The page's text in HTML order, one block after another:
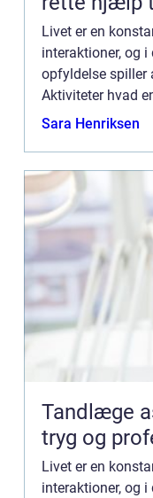
Livet er en
interaktioner, og
opfyldelse spiller
Aktiviteter hvad
sociale eller
Sara Henriksen
Tandlæge asnæs
tryg og
Livet er en
interaktioner, og